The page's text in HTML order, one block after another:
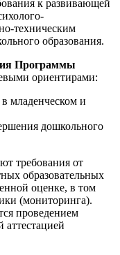
к развивающей
техническим
образования.
Программы
ориентирами:
младенческом и
дошкольного
требования от
образовательных
оценке, в том
(мониторинга).
проведением